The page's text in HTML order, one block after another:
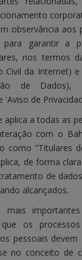
observância aos
para garantir a
nos termos
Civil da Internet) e
de Dados),
'Aviso de
aplica a todas as
com o
como “Titulares
de forma
de
alcançados.
mais
os
pessoais devem
no conceito de